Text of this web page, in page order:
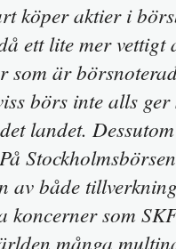
köper aktier i
ett lite mer
som är
börs inte alls
landet.
av både
koncerner som
många